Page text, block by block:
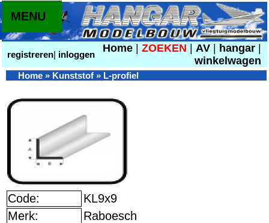
registreren| inloggen
Home ZOEKEN AV hangar
winkelwagen
MENU
Home » Kunststof » L-profiel
Code:
KL9x9
Merk:
Raboesch